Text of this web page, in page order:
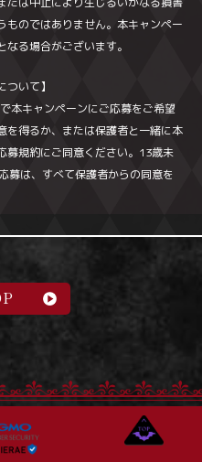
ものではありません。本キャンペー
る場合がございます。
ついて】
本キャンペーンにご応募をご希望
を得るか、または保護者と一緒に本
募規約にご同意ください。13歳未
募は、すべて保護者からの同意を